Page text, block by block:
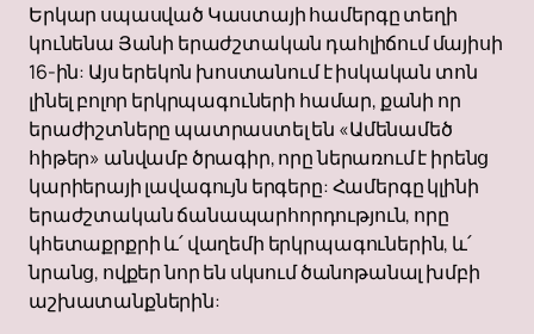
Երկար սպասված Կաստայի համերգը տեղի
կունենա Յանի երաժշտական ​​դահլիճում մայիսի
16-ին: Այս երեկոն խոստանում է իսկական տոն
լինել բոլոր երկրպագուների համար, քանի որ
երաժիշտները պատրաստել են «Ամենամեծ
հիթեր» անվամբ ծրագիր, որը ներառում է իրենց
կարիերայի լավագույն երգերը: Համերգը կլինի
երաժշտական ​​ճանապարհորդություն, որը
կհետաքրքրի և՛ վաղեմի երկրպագուներին, և՛
նրանց, ովքեր նոր են սկսում ծանոթանալ խմբի
աշխատանքներին: